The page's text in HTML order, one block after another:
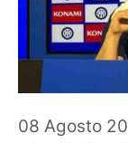
08 Agosto